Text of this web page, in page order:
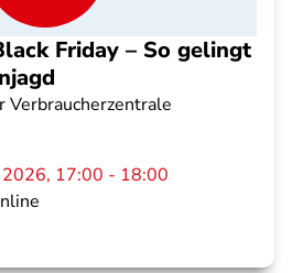
Friday – So gelingt
Verbraucherzentrale
17:00 - 18:00